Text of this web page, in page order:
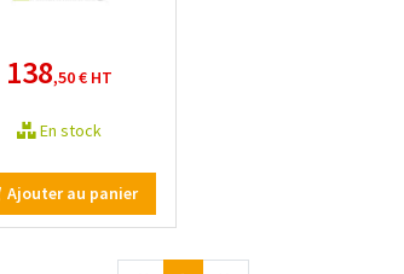
138,50 € HT
En stock
Ajouter au panier